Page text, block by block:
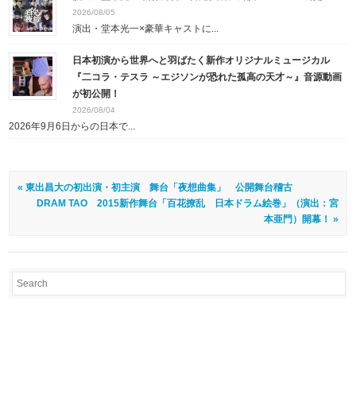
2026/08/05
演出・堂本光一×豪華キャストに...
日本初演から世界へと羽ばたく新作オリジナルミュージカル
『二コラ・テスラ ～エジソンが恐れた孤高の天才～』音源動画
が初公開！
2026/08/04
2026年9月6日からの日本で...
« 東出昌大の初出演・初主演 舞台「夜想曲集」 公開舞台稽古
DRAM TAO 2015新作舞台「百花撩乱 日本ドラム絵巻」（演出：宮
本亜門）開幕！ »